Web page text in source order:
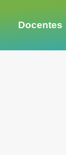
Docentes